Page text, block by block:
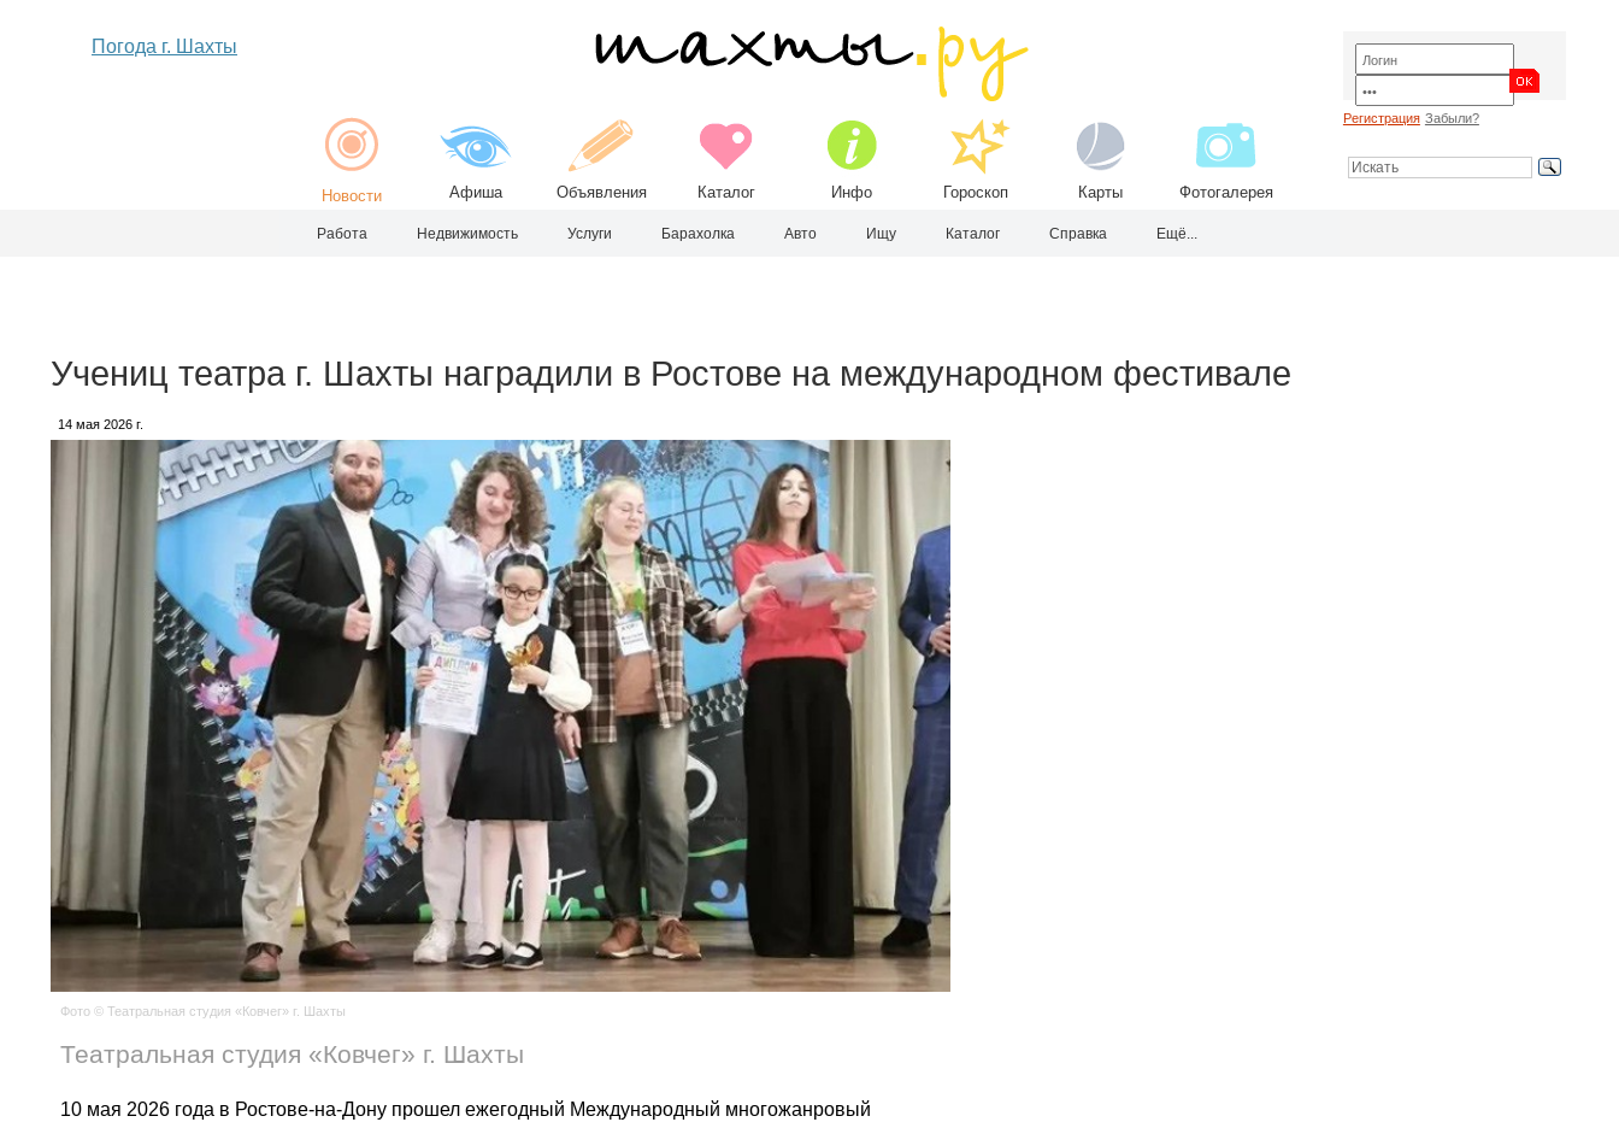
Погода г. Шахты
Новости Афиша Объявления Каталог Инфо Гороскоп Карты Фотогалерея
Регистрация Забыли?
Работа Недвижимость Услуги Барахолка Авто Ищу Каталог Справка Ещё...
Учениц театра г. Шахты наградили в Ростове на международном фестивале
14 мая 2026 г.
Фото © Театральная студия «Ковчег» г. Шахты
Театральная студия «Ковчег» г. Шахты
10 мая 2026 года в Ростове-на-Дону прошел ежегодный Международный многожанровый